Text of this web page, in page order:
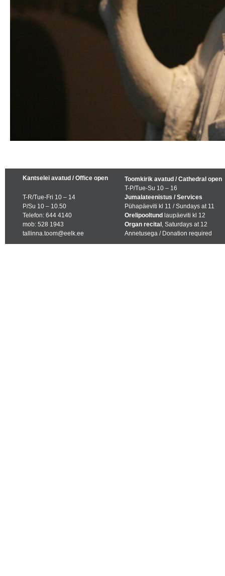
Kantselei avatud / Office open
T-R/Tue-Fri 10 – 14
P/Su 10 – 10.50
Telefon: 644 4140
mob: 528 1943
tallinna.toom@eelk.ee
Toomkirik avatud / Cathedral open
T-P/Tue-Su 10 – 16
Jumalateenistus / Services
Pühapäeviti kl 11 / Sundays at 11
Orelipooltund laupäeviti kl 12
Organ recital , Saturdays at 12
Annetusega / Donation required